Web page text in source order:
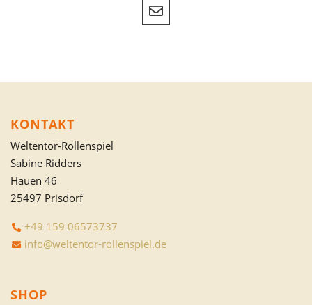
KONTAKT
Weltentor-Rollenspiel
Sabine Ridders
Hauen 46
25497 Prisdorf
+49 159 06573737
info@weltentor-rollenspiel.de
SHOP